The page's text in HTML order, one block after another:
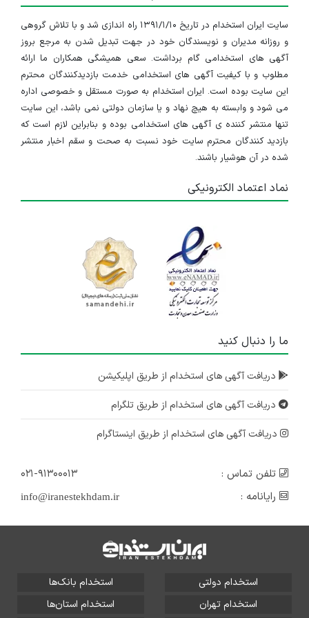
سایت ایران استخدام در تاریخ ۱۳۹۱/۱/۱۰ راه اندازی شد و با تلاش گروهی
و روزانه مدیران و نویسندگان خود در جهت تبدیل شدن به مرجع بروز
آگهی های استخدامی گام برداشت. سعی همیشگی همکاران ما ارائه
مطلوب و با کیفیت آگهی های استخدامی خدمت بازدیدکنندگان محترم
این سایت بوده است. ایران استخدام به صورت مستقل و خصوصی اداره
می شود و وابسته به هیچ نهاد و یا سازمان دولتی نمی باشد، این سایت
تنها منتشر کننده ی آگهی های استخدامی بوده و بنابراین لازم است که
بازدید کنندگان محترم سایت خود نسبت به صحت و سقم اخبار منتشر
شده در آن هوشیار باشند.
نماد اعتماد الکترونیکی
ما را دنبال کنید
دریافت آگهی های استخدام از طریق اپلیکیشن
دریافت آگهی های استخدام از طریق تلگرام
دریافت آگهی های استخدام از طریق اینستاگرام
تلفن تماس :
۰۲۱-۹۱۳۰۰۰۱۳
رایانامه :
info@iranestekhdam.ir
استخدام دولتی
استخدام بانک‌ها
استخدام تهران
استخدام استان‌ها